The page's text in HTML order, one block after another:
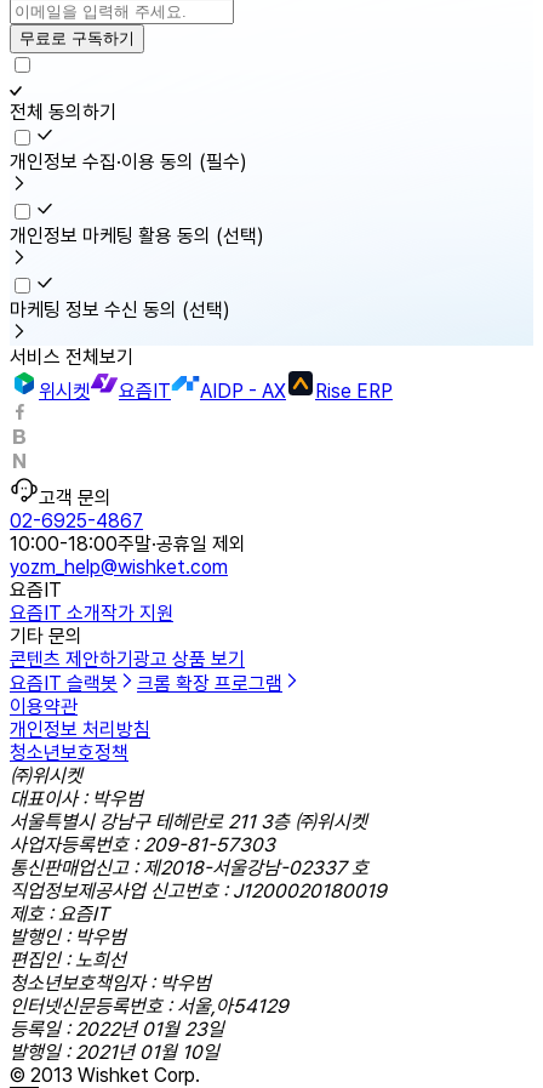
무료로 구독하기
전체 동의하기
개인정보 수집·이용 동의 (필수)
개인정보 마케팅 활용 동의 (선택)
마케팅 정보 수신 동의 (선택)
서비스 전체보기
위시켓
요즘IT AIDP - AX Rise ERP
고객 문의
02-6925-4867
10:00-18:00주말·공휴일 제외
yozm_help@wishket.com
요즘IT
요즘IT 소개작가 지원
기타 문의
콘텐츠 제안하기광고 상품 보기
요즘IT 슬랙봇
크롬 확장 프로그램
이용약관
개인정보 처리방침
청소년보호정책
㈜위시켓
대표이사 : 박우범
서울특별시 강남구 테헤란로 211 3층 ㈜위시켓
사업자등록번호 : 209-81-57303
통신판매업신고 : 제2018-서울강남-02337 호
직업정보제공사업 신고번호 : J1200020180019
제호 : 요즘IT
발행인 : 박우범
편집인 : 노희선
청소년보호책임자 : 박우범
인터넷신문등록번호 : 서울,아54129
등록일 : 2022년 01월 23일
발행일 : 2021년 01월 10일
© 2013 Wishket Corp.